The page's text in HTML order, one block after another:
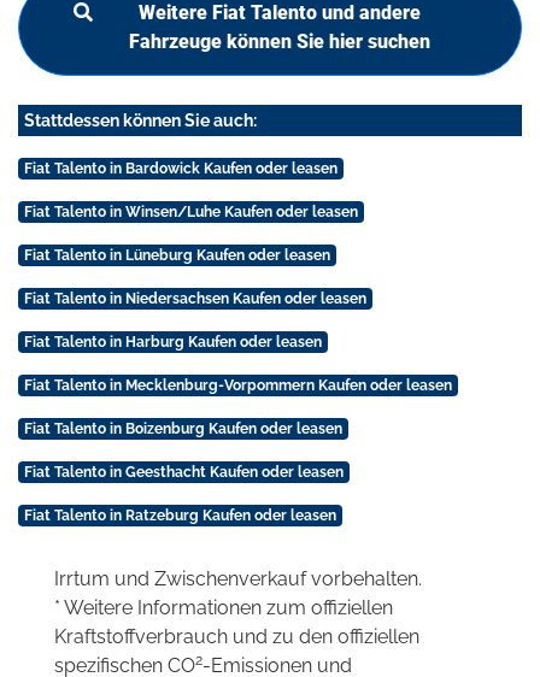
Weitere Fiat Talento und andere
Fahrzeuge können Sie hier suchen
Stattdessen können Sie auch:
Fiat Talento in Bardowick Kaufen oder leasen
Fiat Talento in Winsen/Luhe Kaufen oder leasen
Fiat Talento in Lüneburg Kaufen oder leasen
Fiat Talento in Niedersachsen Kaufen oder leasen
Fiat Talento in Harburg Kaufen oder leasen
Fiat Talento in Mecklenburg-Vorpommern Kaufen oder leasen
Fiat Talento in Boizenburg Kaufen oder leasen
Fiat Talento in Geesthacht Kaufen oder leasen
Fiat Talento in Ratzeburg Kaufen oder leasen
Irrtum und Zwischenverkauf vorbehalten.
* Weitere Informationen zum offiziellen
Kraftstoffverbrauch und zu den offiziellen
spezifischen CO2-Emissionen und